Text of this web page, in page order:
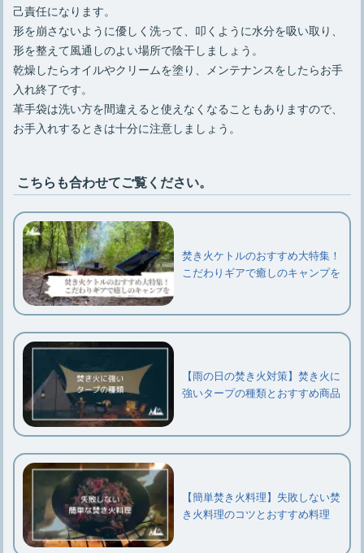
己責任になります。
形を崩さないように優しく洗って、叩くように水分を吸い取り、
形を整えて風通しのよい場所で陰干しましょう。
乾燥したらオイルやクリームを塗り、メンテナンスをしたらお手
入れ終了です。
革手袋は洗い方を間違えると使えなくなることもありますので、
お手入れするときは十分に注意しましょう。
こちらも合わせてご覧ください。
焚き火ケトルのおすすめ大特集！
こだわりギアで癒しのキャンプを
【雨の日の焚き火対策】焚き火に
強いタープの種類とおすすめ商品
【簡単焚き火料理】失敗しない焚
き火料理のコツとおすすめ料理